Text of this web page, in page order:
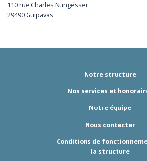
110 rue Charles Nungesser
29490 Guipavas
Notre structure
Nos services et
Notre équipe
Nous contacter
Conditions de
la structure